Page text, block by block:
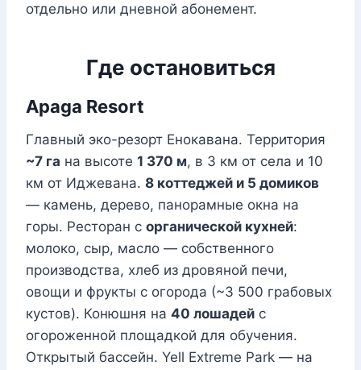
отдельно или дневной абонемент.
Где остановиться
Apaga Resort
Главный эко-резорт Енокавана. Территория
~7 га на высоте 1 370 м, в 3 км от села и 10
км от Иджевана. 8 коттеджей и 5 домиков
— камень, дерево, панорамные окна на
горы. Ресторан с органической кухней:
молоко, сыр, масло — собственного
производства, хлеб из дровяной печи,
овощи и фрукты с огорода (~3 500 грабовых
кустов). Конюшня на 40 лошадей с
огороженной площадкой для обучения.
Открытый бассейн. Yell Extreme Park — на